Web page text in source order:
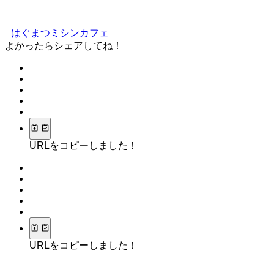
はぐまつミシンカフェ
よかったらシェアしてね！
URLをコピーしました！
URLをコピーしました！